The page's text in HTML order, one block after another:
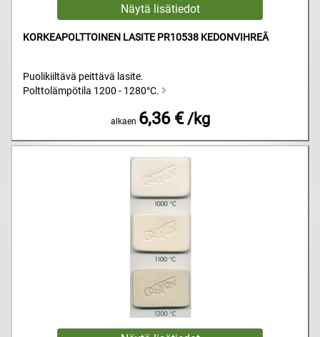
KORKEAPOLTTOINEN LASITE PR10538 KEDONVIHREÄ
Puolikiiltävä peittävä lasite.
Polttolämpötila 1200 - 1280°C.
alkaen 6,36 € /kg